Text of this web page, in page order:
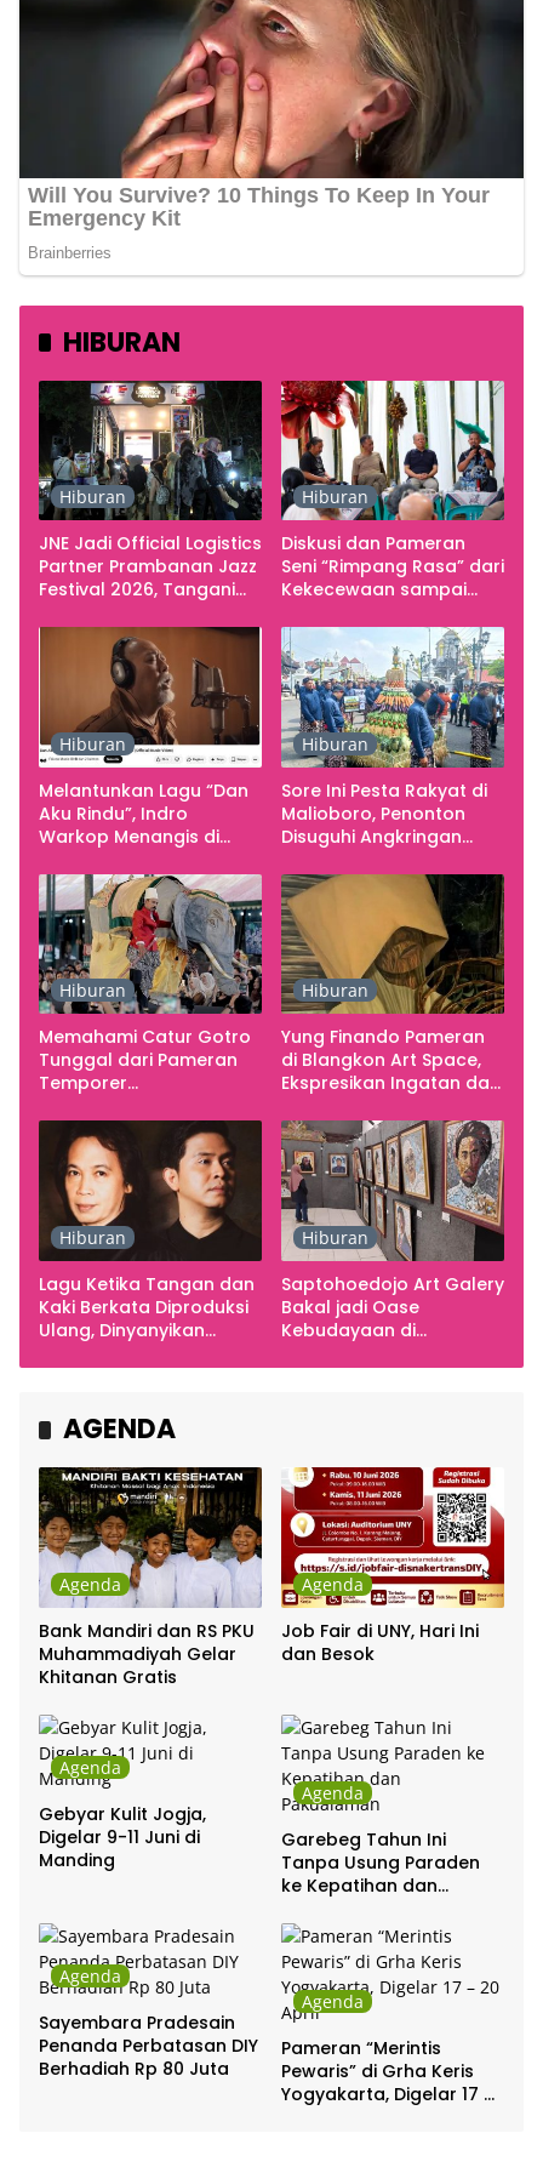
HIBURAN
Hiburan
JNE Jadi Official Logistics
Partner Prambanan Jazz
Festival 2026, Tangani
Kebutuhan Konser
Hiburan
Diskusi dan Pameran
Seni “Rimpang Rasa” dari
Kekecewaan sampai
Yogyakarta sebagai
Pusat Pergerakan Seni
Rupa Indonesia
Hiburan
Melantunkan Lagu “Dan
Aku Rindu”, Indro
Warkop Menangis di
Hiburan
Sore Ini Pesta Rakyat di
Malioboro, Penonton
Disuguhi Angkringan
Hiburan
Memahami Catur Gotro
Tunggal dari Pameran
Temporer
Hiburan
Yung Finando Pameran
di Blangkon Art Space,
Ekspresikan Ingatan dan
Hiburan
Lagu Ketika Tangan dan
Kaki Berkata Diproduksi
Ulang, Dinyanyikan
Hiburan
Saptohoedojo Art Galery
Bakal jadi Oase
Kebudayaan di
AGENDA
Agenda
Bank Mandiri dan RS PKU
Muhammadiyah Gelar
Khitanan Gratis
Agenda
Job Fair di UNY, Hari Ini
dan Besok
Agenda
Gebyar Kulit Jogja,
Digelar 9-11 Juni di
Manding
Agenda
Garebeg Tahun Ini
Tanpa Usung Paraden
ke Kepatihan dan
Agenda
Sayembara Pradesain
Penanda Perbatasan DIY
Berhadiah Rp 80 Juta
Agenda
Pameran “Merintis
Pewaris” di Grha Keris
Yogyakarta, Digelar 17 –